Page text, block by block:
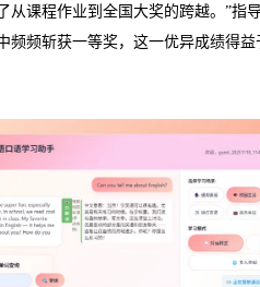
从课程作业到全国大奖的跨越。”指
频频斩获一等奖，这一优异成绩得